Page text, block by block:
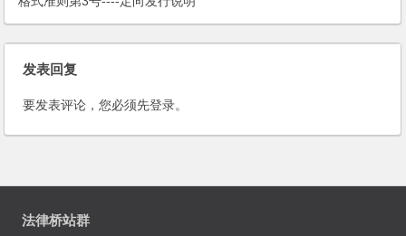
书和发行情况报告书
发表回复
要发表评论，您必须先登录。
法律桥站群